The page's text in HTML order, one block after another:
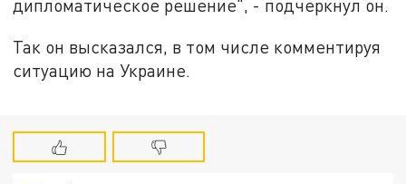
дипломатическое решение", - подчеркнул он.
Так он высказался, в том числе комментируя
ситуацию на Украине.